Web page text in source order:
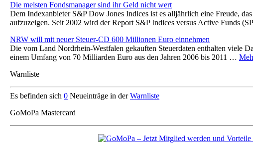
Die meisten Fondsmanager sind ihr Geld nicht wert
Dem Indexanbieter S&P Dow Jones Indices ist es alljährlich eine Freude,
aufzuzeigen. Seit 2002 wird der Report S&P Indices versus Active Funds
NRW will mit neuer Steuer-CD 600 Millionen Euro einnehmen
Die vom Land Nordrhein-Westfalen gekauften Steuerdaten enthalten viele
einem Umfang von 70 Milliarden Euro aus den Jahren 2006 bis 2011 …
Warnliste
Es befinden sich 0 Neueinträge in derWarnliste
GoMoPa Mastercard